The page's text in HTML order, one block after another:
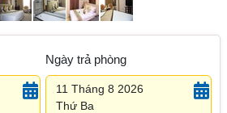
Ngày trả phòng
11 Tháng 8 2026
Thứ Ba